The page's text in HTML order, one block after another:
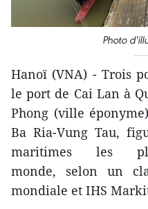
Photo
Hanoï (VNA) - Trois
le port de Cai Lan à
Phong (ville
Ba Ria-Vung Tau,
maritimes les
monde, selon un
mondiale et IHS